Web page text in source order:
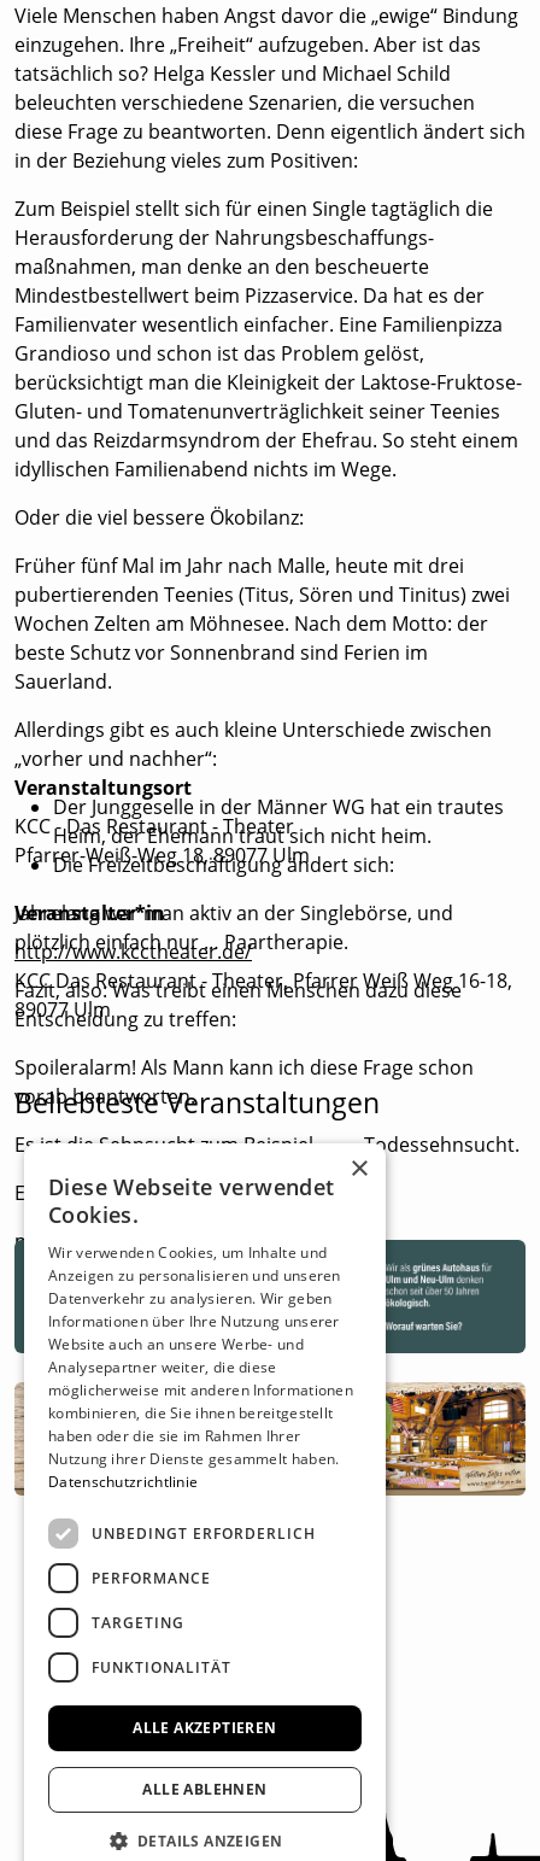
Viele Menschen haben Angst davor die „ewige“ Bindung
einzugehen. Ihre „Freiheit“ aufzugeben. Aber ist das
tatsächlich so? Helga Kessler und Michael Schild
beleuchten verschiedene Szenarien, die versuchen
diese Frage zu beantworten. Denn eigentlich ändert sich
in der Beziehung vieles zum Positiven:
Zum Beispiel stellt sich für einen Single tagtäglich die
Herausforderung der Nahrungsbeschaffungs-
maßnahmen, man denke an den bescheuerte
Mindestbestellwert beim Pizzaservice. Da hat es der
Familienvater wesentlich einfacher. Eine Familienpizza
Grandioso und schon ist das Problem gelöst,
berücksichtigt man die Kleinigkeit der Laktose-Fruktose-
Gluten- und Tomatenunverträglichkeit seiner Teenies
und das Reizdarmsyndrom der Ehefrau. So steht einem
idyllischen Familienabend nichts im Wege.
Oder die viel bessere Ökobilanz:
Früher fünf Mal im Jahr nach Malle, heute mit drei
pubertierenden Teenies (Titus, Sören und Tinitus) zwei
Wochen Zelten am Möhnesee. Nach dem Motto: der
beste Schutz vor Sonnenbrand sind Ferien im
Sauerland.
Allerdings gibt es auch kleine Unterschiede zwischen
„vorher und nachher“:
Der Junggeselle in der Männer WG hat ein trautes
Heim, der Ehemann traut sich nicht heim.
Die Freizeitbeschäftigung ändert sich:
Jahrelang war man aktiv an der Singlebörse, und
plötzlich einfach nur … Paartherapie.
Fazit, also: Was treibt einen Menschen dazu diese
Entscheidung zu treffen:
Spoileralarm! Als Mann kann ich diese Frage schon
vorab beantworten.
Es ist die Sehnsucht zum Beispiel. …… Todessehnsucht.
Ein Comedy-Kabarett
mit Michael Schild und Helga Kessler
Veranstaltungsort
KCC - Das Restaurant - Theater
Pfarrer-Weiß-Weg 18, 89077 Ulm
Veranstalter*in
http://www.kcctheater.de/
KCC Das Restaurant - Theater, Pfarrer Weiß Weg 16-18,
89077 Ulm
Beliebteste Veranstaltungen
×
Diese Webseite verwendet
Cookies.
Wir verwenden Cookies, um Inhalte und
Anzeigen zu personalisieren und unseren
Datenverkehr zu analysieren. Wir geben
Informationen über Ihre Nutzung unserer
Website auch an unsere Werbe- und
Analysepartner weiter, die diese
möglicherweise mit anderen Informationen
kombinieren, die Sie ihnen bereitgestellt
haben oder die sie im Rahmen Ihrer
Nutzung ihrer Dienste gesammelt haben.
Datenschutzrichtlinie
UNBEDINGT ERFORDERLICH
PERFORMANCE
TARGETING
FUNKTIONALITÄT
ALLE AKZEPTIEREN
ALLE ABLEHNEN
DETAILS ANZEIGEN